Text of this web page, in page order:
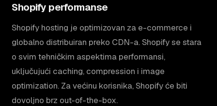
Shopify performanse
Shopify hosting je optimizovan za e-commerce i
globalno distribuiran preko CDN-a. Shopify se stara
o svim tehničkim aspektima performansi,
uključujući caching, compression i image
optimization. Za većinu korisnika, Shopify će biti
dovoljno brz out-of-the-box.